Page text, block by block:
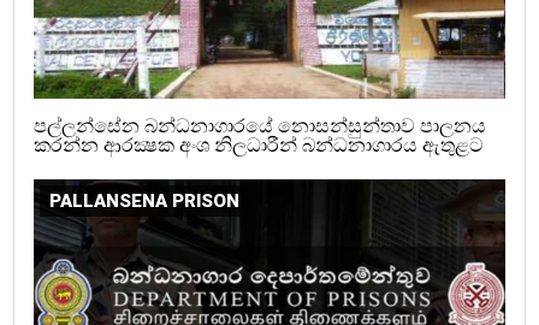
පල්ලන්සේන බන්ධනාගාරයේ නොසන්සුන්තාව පාලනය
කරන්න ආරක්‍ෂක අංශ නිලධාරීන් බන්ධනාගාරය ඇතුළට
PALLANSENA PRISON